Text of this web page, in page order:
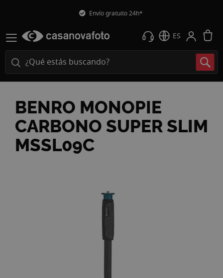
Envío gratuito 24h*
ES
BENRO MONOPIE
CARBONO SUPER SLIM
MSSL09C